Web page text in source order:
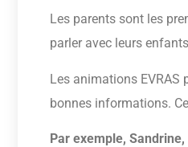
Les parents sont les
parler avec leurs
Les animations EVRAS
bonnes informations.
Par exemple,